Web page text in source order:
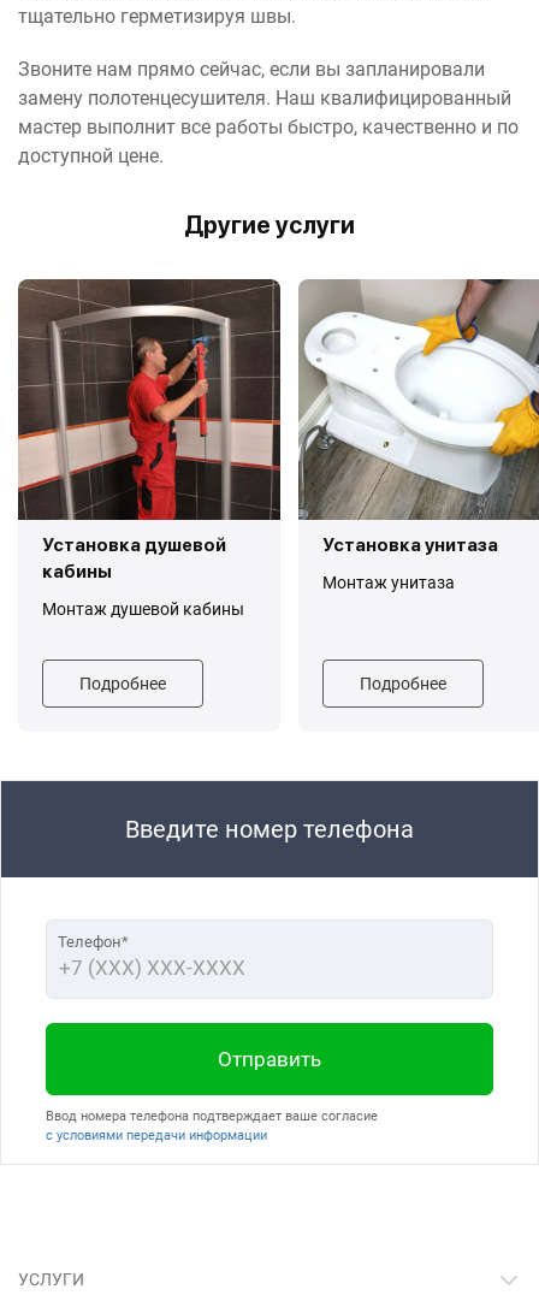
тщательно герметизируя швы.
Звоните нам прямо сейчас, если вы запланировали
замену полотенцесушителя. Наш квалифицированный
мастер выполнит все работы быстро, качественно и по
доступной цене.
Другие услуги
Установка душевой
кабины
Монтаж душевой кабины
Подробнее
Установка унитаза
Монтаж унитаза
Подробнее
Введите номер телефона
Телефон*
Ввод номера телефона подтверждает ваше согласие
с условиями передачи информации
Отправить
УСЛУГИ